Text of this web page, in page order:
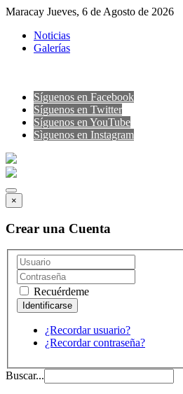
Maracay Jueves, 6 de Agosto de 2026
Noticias
Galerías
Síguenos en Facebook
Síguenos en Twitter
Síguenos en YouTube
Sìguenos en Instagram
×
Crear una Cuenta
Recuérdeme
¿Recordar usuario?
¿Recordar contraseña?
Buscar...